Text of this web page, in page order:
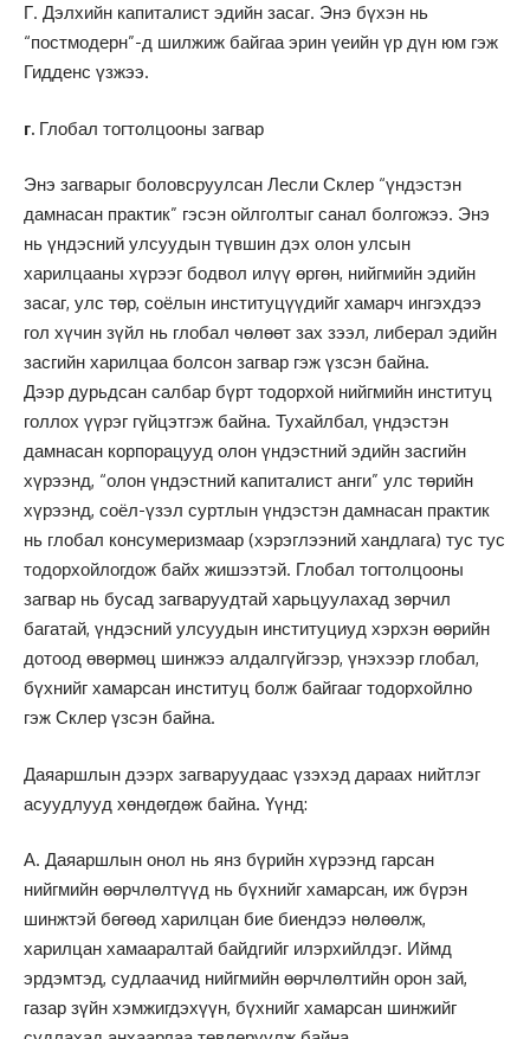
Г. Дэлхийн капиталист эдийн засаг. Энэ бүхэн нь
“постмодерн”-д шилжиж байгаа эрин үеийн үр дүн юм гэж
Гидденс үзжээ.
г. Глобал тогтолцооны загвар
Энэ загварыг боловсруулсан Лесли Склер “үндэстэн
дамнасан практик” гэсэн ойлголтыг санал болгожээ. Энэ
нь үндэсний улсуудын түвшин дэх олон улсын
харилцааны хүрээг бодвол илүү өргөн, нийгмийн эдийн
засаг, улс төр, соёлын институцүүдийг хамарч ингэхдээ
гол хүчин зүйл нь глобал чөлөөт зах зээл, либерал эдийн
засгийн харилцаа болсон загвар гэж үзсэн байна.
Дээр дурьдсан салбар бүрт тодорхой нийгмийн институц
голлох үүрэг гүйцэтгэж байна. Тухайлбал, үндэстэн
дамнасан корпорацууд олон үндэстний эдийн засгийн
хүрээнд, “олон үндэстний капиталист анги” улс төрийн
хүрээнд, соёл-үзэл суртлын үндэстэн дамнасан практик
нь глобал консумеризмаар (хэрэглээний хандлага) тус тус
тодорхойлогдож байх жишээтэй. Глобал тогтолцооны
загвар нь бусад загваруудтай харьцуулахад зөрчил
багатай, үндэсний улсуудын институциуд хэрхэн өөрийн
дотоод өвөрмөц шинжээ алдалгүйгээр, үнэхээр глобал,
бүхнийг хамарсан институц болж байгааг тодорхойлно
гэж Склер үзсэн байна.
Даяаршлын дээрх загваруудаас үзэхэд дараах нийтлэг
асуудлууд хөндөгдөж байна. Үүнд:
А. Даяаршлын онол нь янз бүрийн хүрээнд гарсан
нийгмийн өөрчлөлтүүд нь бүхнийг хамарсан, иж бүрэн
шинжтэй бөгөөд харилцан бие биендээ нөлөөлж,
харилцан хамааралтай байдгийг илэрхийлдэг. Иймд
эрдэмтэд, судлаачид нийгмийн өөрчлөлтийн орон зай,
газар зүйн хэмжигдэхүүн, бүхнийг хамарсан шинжийг